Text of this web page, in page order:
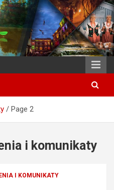
Page 2
i komunikaty
I KOMUNIKATY